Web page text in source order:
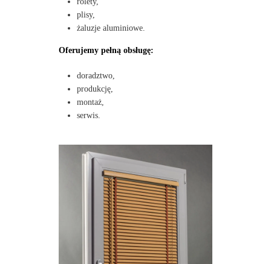
plisy,
żaluzje aluminiowe.
Oferujemy pełną obsługę:
doradztwo,
produkcję,
montaż,
serwis.